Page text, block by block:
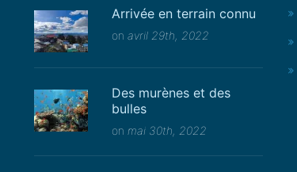
Arrivée en terrain connu
on avril 29th, 2022
Des murènes et des
bulles
on mai 30th, 2022